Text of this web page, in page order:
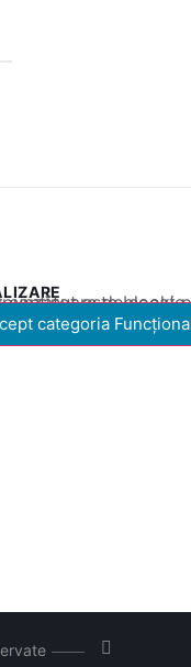
blocat până când acceptați categoria corespunzătoare de
categoria